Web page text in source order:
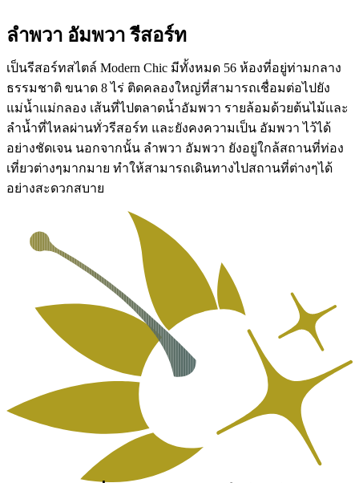
ลำพวา อัมพวา รีสอร์ท
เป็นรีสอร์ทสไตล์ Modern Chic มีทั้งหมด 56 ห้องที่อยู่ท่ามกลาง
ธรรมชาติ ขนาด 8 ไร่ ติดคลองใหญ่ที่สามารถเชื่อมต่อไปยัง
แม่น้ำแม่กลอง เส้นที่ไปตลาดน้ำอัมพวา รายล้อมด้วยต้นไม้และ
ลำน้ำที่ไหลผ่านทั่วรีสอร์ท และยังคงความเป็น อัมพวา ไว้ได้
อย่างชัดเจน นอกจากนั้น ลำพวา อัมพวา ยังอยู่ใกล้สถานที่ท่อง
เที่ยวต่างๆมากมาย ทำให้สามารถเดินทางไปสถานที่ต่างๆได้
อย่างสะดวกสบาย